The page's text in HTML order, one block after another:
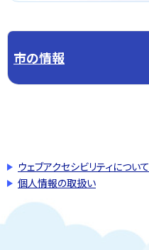
市の情報
ウェブアクセシビリティについて
個人情報の取扱い